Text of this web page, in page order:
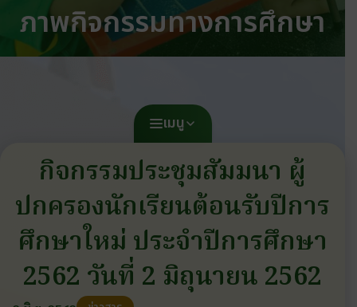
ภาพกิจกรรมทางการศึกษา
เมนู
กิจกรรมประชุมสัมมนา ผู้
ปกครองนักเรียนต้อนรับปีการ
ศึกษาใหม่ ประจำปีการศึกษา
2562 วันที่ 2 มิถุนายน 2562